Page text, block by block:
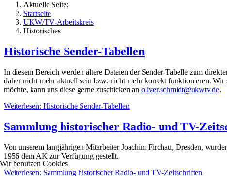
Aktuelle Seite:
Startseite
UKW/TV-Arbeitskreis
Historisches
Historische Sender-Tabellen
In diesem Bereich werden ältere Dateien der Sender-Tabelle zum
daher nicht mehr aktuell sein bzw. nicht mehr korrekt funktionieren.
möchte, kann uns diese gerne zuschicken an oliver.schmidt@ukwtv.de.
Weiterlesen: Historische Sender-Tabellen
Sammlung historischer Radio- und TV-
Von unserem langjährigen Mitarbeiter Joachim Firchau, Dresden,
1956 dem AK zur Verfügung gestellt.
Weiterlesen: Sammlung historischer Radio- und TV-Zeitschriften
Wir benutzen Cookies